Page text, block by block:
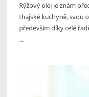
Rýžový olej je znám
thajské kuchyně, svou
především díky celé
...